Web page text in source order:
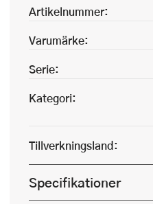
Artikelnummer:
Varumärke:
Serie:
Kategori:
Tillverkningsland:
Specifikationer